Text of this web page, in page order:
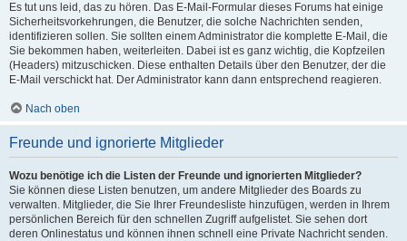
Es tut uns leid, das zu hören. Das E-Mail-Formular dieses Forums hat einige
Sicherheitsvorkehrungen, die Benutzer, die solche Nachrichten senden,
identifizieren sollen. Sie sollten einem Administrator die komplette E-Mail, die
Sie bekommen haben, weiterleiten. Dabei ist es ganz wichtig, die Kopfzeilen
(Headers) mitzuschicken. Diese enthalten Details über den Benutzer, der die
E-Mail verschickt hat. Der Administrator kann dann entsprechend reagieren.
Nach oben
Freunde und ignorierte Mitglieder
Wozu benötige ich die Listen der Freunde und ignorierten Mitglieder?
Sie können diese Listen benutzen, um andere Mitglieder des Boards zu
verwalten. Mitglieder, die Sie Ihrer Freundesliste hinzufügen, werden in Ihrem
persönlichen Bereich für den schnellen Zugriff aufgelistet. Sie sehen dort
deren Onlinestatus und können ihnen schnell eine Private Nachricht senden.